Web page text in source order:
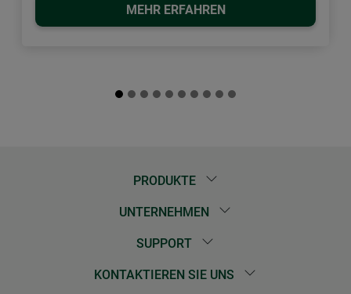
MEHR ERFAHREN
PRODUKTE
UNTERNEHMEN
SUPPORT
KONTAKTIEREN SIE UNS